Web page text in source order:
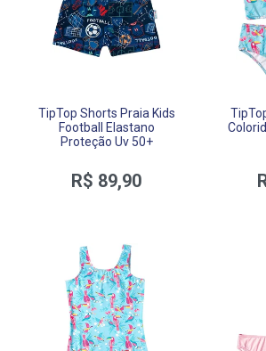
TipTop Shorts Praia Kids
Football Elastano
Proteção Uv 50+
R$ 89,90